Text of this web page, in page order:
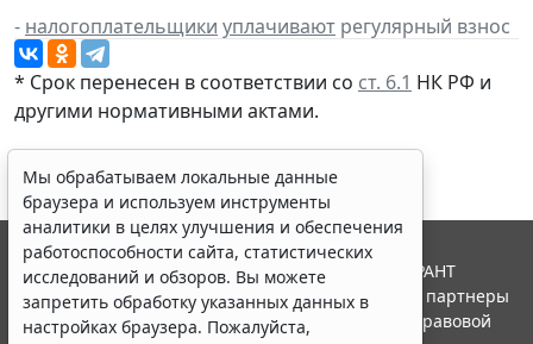
- налогоплательщики уплачивают регулярный взнос
* Срок перенесен в соответствии со ст. 6.1 НК РФ и
другими нормативными актами.
Мы обрабатываем локальные данные
браузера и используем инструменты
аналитики в целях улучшения и обеспечения
работоспособности сайта, статистических
исследований и обзоров. Вы можете
запретить обработку указанных данных в
настройках браузера. Пожалуйста,
© ООО "НПП "ГАРАНТ-СЕРВИС", 2026. Система ГАРАНТ
выпускается с 1990 года. Компания "Гарант" и ее партнеры
являются участниками Российской ассоциации правовой